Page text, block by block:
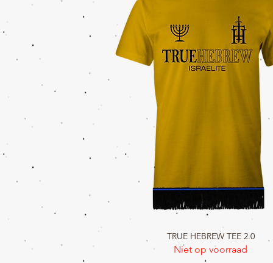
Snel overzicht
TRUE HEBREW TEE 2.0
Niet op voorraad